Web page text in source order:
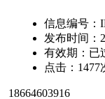
信息编号：
发布时间：
有效期： 已
点击： 1477
18664603916